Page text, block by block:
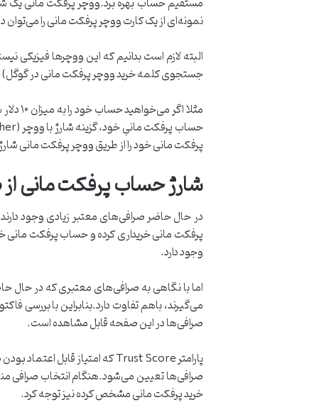
نمونه‌ای از یک کارت ووچر پرفکت مانی را می‌توان
البته لازم است بدانیم که این ووچرها فیزیکی
جستجوی کلمه خرید ووچر پرفکت مانی در گوگل)
پرفکت مانی خود را از طریق ووچر پرفکت مانی
شارژ حساب پرفکت مانی
در حال حاضر صرافی‌های معتبر زیادی وجود
پرفکت مانی خریداری کرده و حساب پرفکت مانی
وجود دارد.
اما با نگاهی به صرافی‌های معتبری که در حال
می‌گیرند، باهم تفاوت دارد.بنابراین با
صرافی‌ها در این صفحه قابل مشاهده است.
صرافی‌ها تعیین می‌شود.هنگام انتخاب صرافی
خرید پرفکت مانی مشخص کرده نیز توجه کرد.